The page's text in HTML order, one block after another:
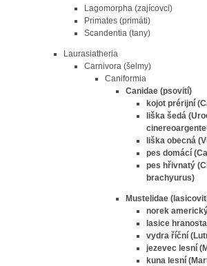
Lagomorpha (zajícovci)
Primates (primáti)
Scandentia (tany)
Laurasiatheria
Carnivora (šelmy)
Caniformia
Canidae (psovití)
kojot prérijní
liška šedá
liška obecná
pes domácí
pes hřivnatý
brachyurus)
Mustelidae
norek
lasice
vydra říční
jezevec lesní
kuna lesní